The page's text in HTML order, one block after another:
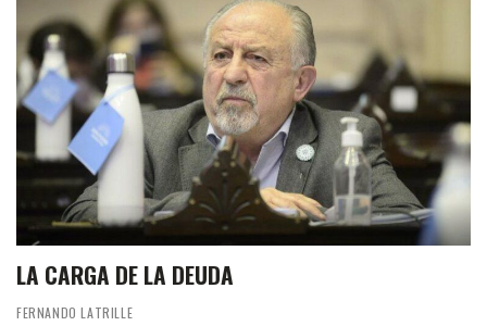
LA CARGA DE LA DEUDA
FERNANDO LATRILLE